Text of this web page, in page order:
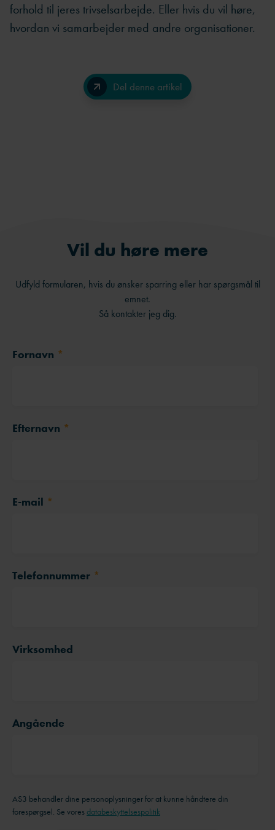
forhold til jeres trivselsarbejde. Eller hvis du vil høre,
hvordan vi samarbejder med andre organisationer.
Del denne artikel
Vil du høre mere
Udfyld formularen, hvis du ønsker sparring eller har spørgsmål til
emnet.
Så kontakter jeg dig.
Fornavn *
Efternavn *
E-mail *
Telefonnummer *
Virksomhed
Angående
AS3 behandler dine personoplysninger for at kunne håndtere din
forespørgsel. Se vores databeskyttelsespolitik